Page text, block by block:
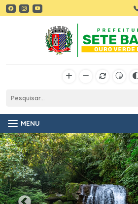
MENU